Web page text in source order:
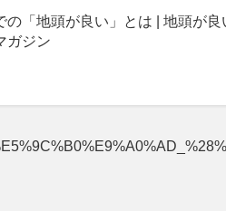
の「地頭が良い」とは | 地頭が
ガジン